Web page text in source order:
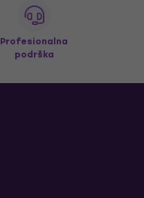
Profesionalna
podrška